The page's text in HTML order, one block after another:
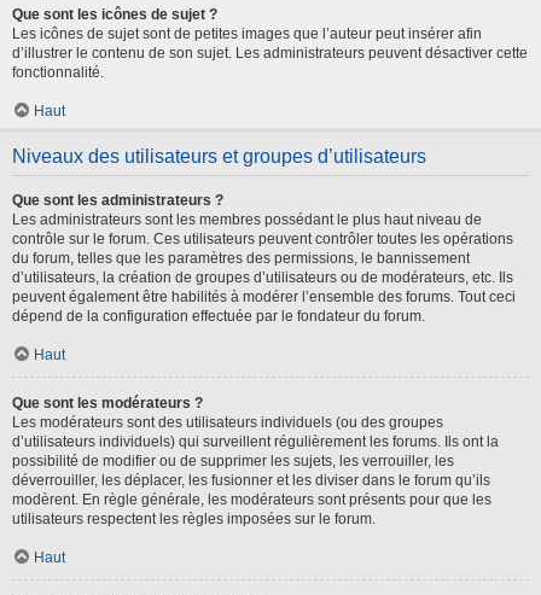
Que sont les icônes de sujet ?
Les icônes de sujet sont de petites images que l’auteur peut insérer afin
d’illustrer le contenu de son sujet. Les administrateurs peuvent désactiver cette
fonctionnalité.
Haut
Niveaux des utilisateurs et groupes d’utilisateurs
Que sont les administrateurs ?
Les administrateurs sont les membres possédant le plus haut niveau de
contrôle sur le forum. Ces utilisateurs peuvent contrôler toutes les opérations
du forum, telles que les paramètres des permissions, le bannissement
d’utilisateurs, la création de groupes d’utilisateurs ou de modérateurs, etc. Ils
peuvent également être habilités à modérer l’ensemble des forums. Tout ceci
dépend de la configuration effectuée par le fondateur du forum.
Haut
Que sont les modérateurs ?
Les modérateurs sont des utilisateurs individuels (ou des groupes
d’utilisateurs individuels) qui surveillent régulièrement les forums. Ils ont la
possibilité de modifier ou de supprimer les sujets, les verrouiller, les
déverrouiller, les déplacer, les fusionner et les diviser dans le forum qu’ils
modèrent. En règle générale, les modérateurs sont présents pour que les
utilisateurs respectent les règles imposées sur le forum.
Haut